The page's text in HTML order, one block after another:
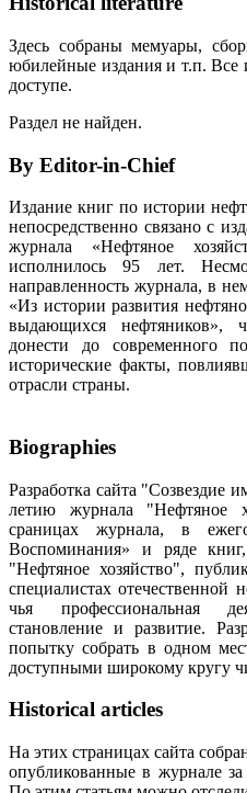
Здесь собраны мемуары,
юбилейные издания и т.п. Все
доступе.
Раздел не найден.
By Editor-in-Chief
Издание книг по истории
непосредственно связано с
журнала «Нефтяное
исполнилось 95 лет.
направленность журнала, в
«Из истории развития
выдающихся нефтяников»,
донести до современного
исторические факты,
отрасли страны.
Biographies
Разработка сайта "Созвездие
летию журнала "Нефтяное
сраницах журнала, в
Воспоминания» и ряде
"Нефтяное хозяйство",
специалистах отечественной
чья профессиональная
становление и развитие.
попытку собрать в одном
доступными широкому кругу
Historical articles
На этих страницах сайта
опубликованные в журнале